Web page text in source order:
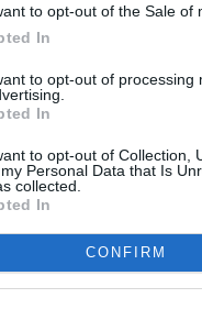
to opt-out of the Sale of
In
to opt-out of processing
In
to opt-out of Collection,
Personal Data that Is
collected.
In
CONFIRM
του Ομίλου θα